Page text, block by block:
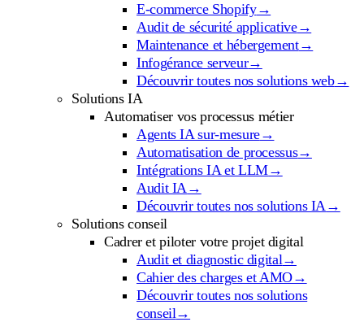
E-commerce Shopify→
Audit de sécurité applicative→
Maintenance et hébergement→
Infogérance serveur→
Découvrir toutes nos solutions web→
Solutions IA
Automatiser vos processus métier
Agents IA sur-mesure→
Automatisation de processus→
Intégrations IA et LLM→
Audit IA→
Découvrir toutes nos solutions IA→
Solutions conseil
Cadrer et piloter votre projet digital
Audit et diagnostic digital→
Cahier des charges et AMO→
Découvrir toutes nos solutions
conseil→